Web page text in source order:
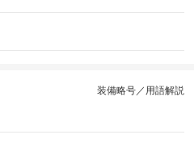
装備略号／用語解説